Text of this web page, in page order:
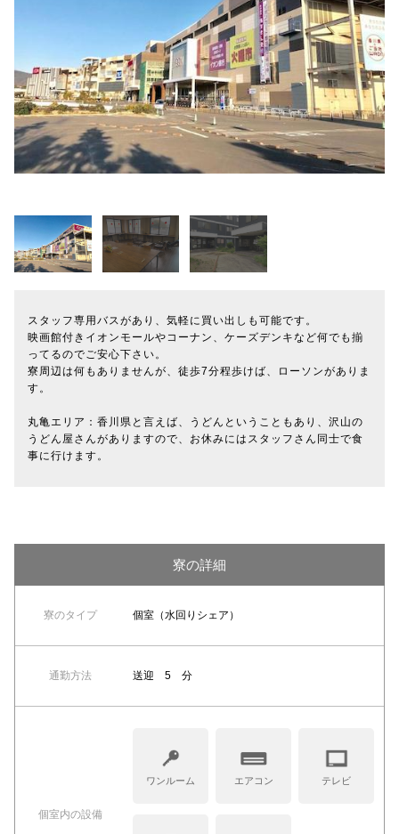
スタッフ専用バスがあり、気軽に買い出しも可能です。
映画館付きイオンモールやコーナン、ケーズデンキなど何でも揃
ってるのでご安心下さい。
寮周辺は何もありませんが、徒歩7分程歩けば、ローソンがありま
す。
丸亀エリア：香川県と言えば、うどんということもあり、沢山の
うどん屋さんがありますので、お休みにはスタッフさん同士で食
事に行けます。
寮の詳細
寮のタイプ 個室（水回りシェア）
通勤方法 送迎 5 分
個室内の設備
ワンルーム エアコン テレビ